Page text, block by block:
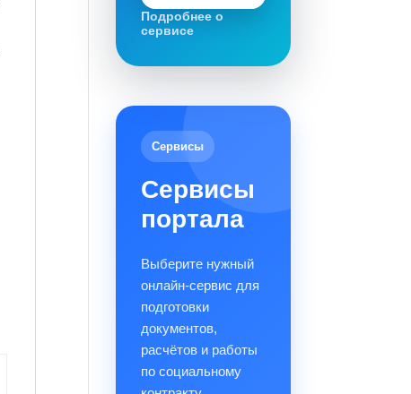
Подробнее о
сервисе
Сервисы
Сервисы
портала
Выберите нужный
онлайн-сервис для
подготовки
документов,
расчётов и работы
по социальному